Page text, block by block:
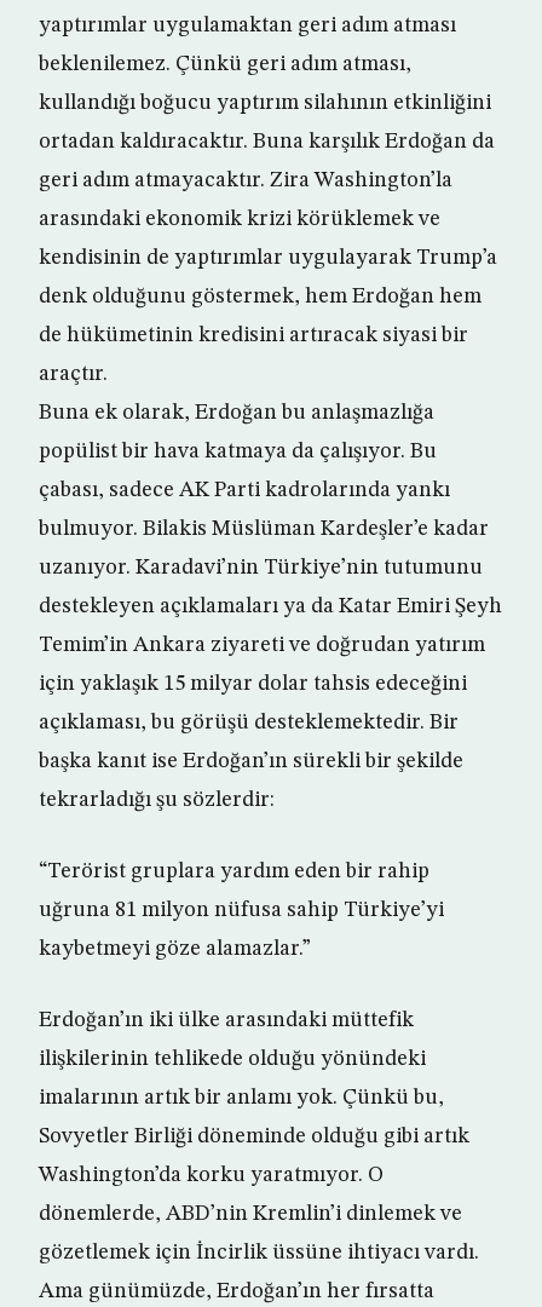
yaptırımlar uygulamaktan geri adım atması
beklenilemez. Çünkü geri adım atması,
kullandığı boğucu yaptırım silahının etkinliğini
ortadan kaldıracaktır. Buna karşılık Erdoğan da
geri adım atmayacaktır. Zira Washington’la
arasındaki ekonomik krizi körüklemek ve
kendisinin de yaptırımlar uygulayarak Trump’a
denk olduğunu göstermek, hem Erdoğan hem
de hükümetinin kredisini artıracak siyasi bir
araçtır.
Buna ek olarak, Erdoğan bu anlaşmazlığa
popülist bir hava katmaya da çalışıyor. Bu
çabası, sadece AK Parti kadrolarında yankı
bulmuyor. Bilakis Müslüman Kardeşler’e kadar
uzanıyor. Karadavi’nin Türkiye’nin tutumunu
destekleyen açıklamaları ya da Katar Emiri Şeyh
Temim’in Ankara ziyareti ve doğrudan yatırım
için yaklaşık 15 milyar dolar tahsis edeceğini
açıklaması, bu görüşü desteklemektedir. Bir
başka kanıt ise Erdoğan’ın sürekli bir şekilde
tekrarladığı şu sözlerdir:
“Terörist gruplara yardım eden bir rahip
uğruna 81 milyon nüfusa sahip Türkiye’yi
kaybetmeyi göze alamazlar.”
Erdoğan’ın iki ülke arasındaki müttefik
ilişkilerinin tehlikede olduğu yönündeki
imalarının artık bir anlamı yok. Çünkü bu,
Sovyetler Birliği döneminde olduğu gibi artık
Washington’da korku yaratmıyor. O
dönemlerde, ABD’nin Kremlin’i dinlemek ve
gözetlemek için İncirlik üssüne ihtiyacı vardı.
Ama günümüzde, Erdoğan’ın her fırsatta